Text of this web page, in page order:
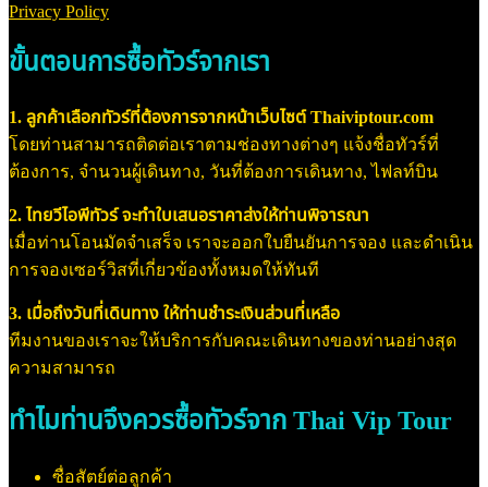
Privacy Policy
ขั้นตอนการซื้อทัวร์จากเรา
1. ลูกค้าเลือกทัวร์ที่ต้องการจากหน้าเว็บไซต์ Thaiviptour.com
โดยท่านสามารถติดต่อเราตามช่องทางต่างๆ แจ้งชื่อทัวร์ที่
ต้องการ, จำนวนผู้เดินทาง, วันที่ต้องการเดินทาง, ไฟลท์บิน
2. ไทยวีไอพีทัวร์ จะทำใบเสนอราคาส่งให้ท่านพิจารณา
เมื่อท่านโอนมัดจำเสร็จ เราจะออกใบยืนยันการจอง และดำเนิน
การจองเซอร์วิสที่เกี่ยวข้องทั้งหมดให้ทันที
3. เมื่อถึงวันที่เดินทาง ให้ท่านชำระเงินส่วนที่เหลือ
ทีมงานของเราจะให้บริการกับคณะเดินทางของท่านอย่างสุด
ความสามารถ
ทำไมท่านจึงควรซื้อทัวร์จาก Thai Vip Tour
ซื่อสัตย์ต่อลูกค้า